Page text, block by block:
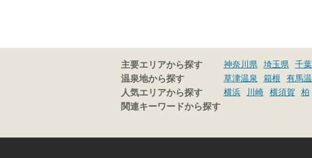
主要エリアから探す 神奈川県 埼玉県 千
温泉地から探す
草津温泉 箱根 有馬
人気エリアから探す
横浜 川崎 横須賀 柏
関連キーワードから探す